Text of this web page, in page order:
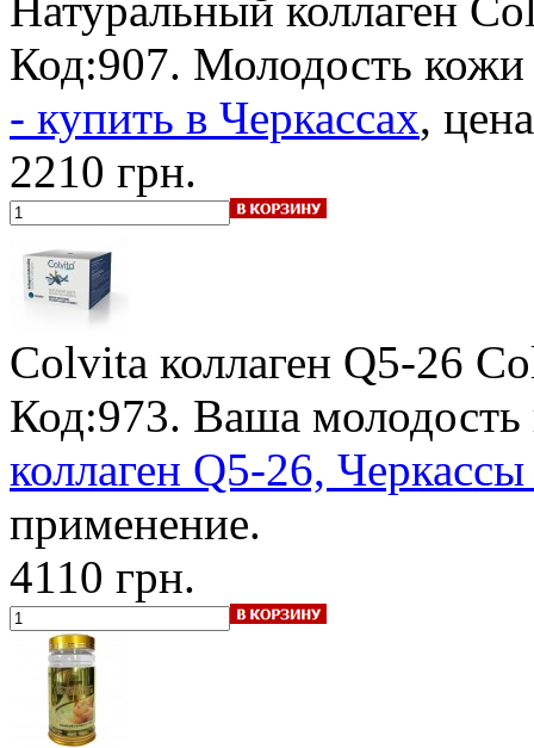
Код:907. Молодость кожи
- купить в Черкассах,
2210 грн.
Colvita коллаген Q5-26
Код:973. Ваша молодость
коллаген Q5-26,
применение.
4110 грн.